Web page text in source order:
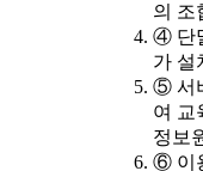
의 조
④ 단
가 설
⑤ 서
여 교
정보
⑥ 이